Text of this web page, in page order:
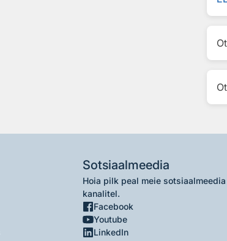
Sotsiaalmeedia
Hoia pilk peal meie sotsiaalmeedia
kanalitel.
Facebook
Youtube
LinkedIn